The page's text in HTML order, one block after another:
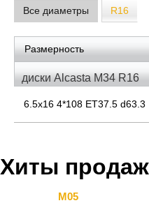
Все диаметры R16
Размерность
диски Alcasta M34 R16
6.5x16 4*108 ET37.5 d63.3
Хиты продаж
M05